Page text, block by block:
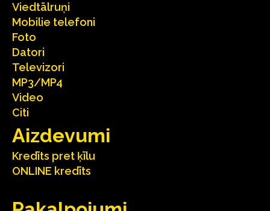
Viedtālruņi
Mobilie telefoni
Foto
Datori
Televizori
MP3/MP4
Video
Citi
Aizdevumi
Kredīts pret ķīlu
ONLINE kredīts